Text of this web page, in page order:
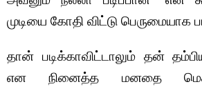
முடியை கோதி விட்டு பெருமையாக
தான் படிக்காவிட்டாலும் தன்
என நினைத்த மனதை